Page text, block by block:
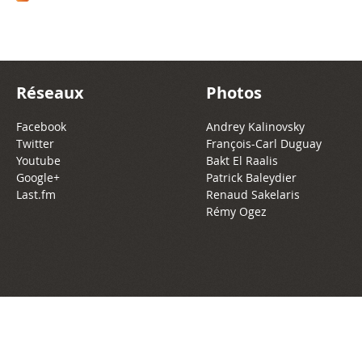
Réseaux
Facebook
Twitter
Youtube
Google+
Last.fm
Photos
Andrey Kalinovsky
François-Carl Duguay
Bakt El Raalis
Patrick Baleydier
Renaud Sakelaris
Rémy Ogez